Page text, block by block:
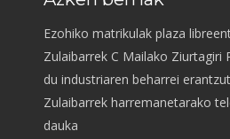
Ezohiko matrikulak plaza
Zulaibarrek C Mailako Ziurtagiri
du industriaren beharrei
Zulaibarrek harremanetarako
dauka